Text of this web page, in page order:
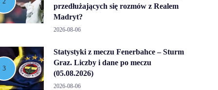
przedłużających się rozmów z Realem
Madryt?
2026-08-06
Statystyki z meczu Fenerbahce – Sturm
Graz. Liczby i dane po meczu
(05.08.2026)
2026-08-06